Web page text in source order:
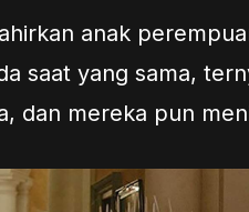
anak
saat yang sama,
dan mereka pun